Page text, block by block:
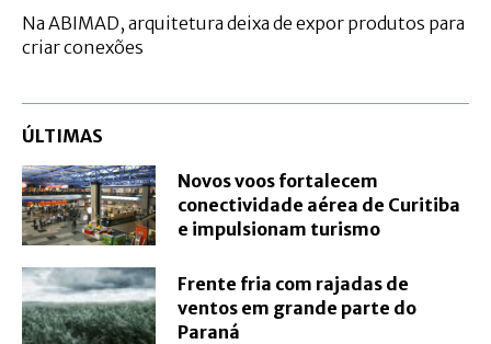
Na ABIMAD, arquitetura deixa de expor produtos para
criar conexões
ÚLTIMAS
Novos voos fortalecem
conectividade aérea de Curitiba
e impulsionam turismo
Frente fria com rajadas de
ventos em grande parte do
Paraná